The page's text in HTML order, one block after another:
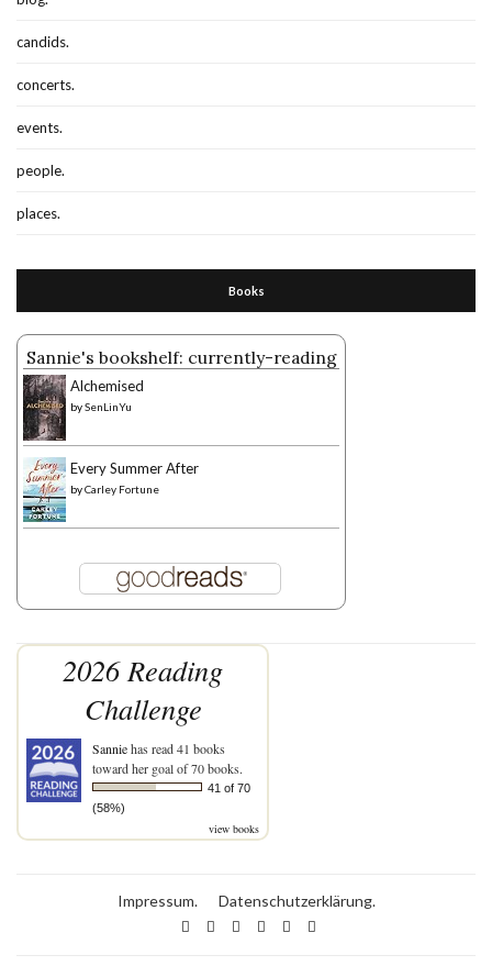
candids.
concerts.
events.
people.
places.
Books
Sannie's bookshelf: currently-reading
Alchemised
bySenLinYu
Every Summer After
byCarley Fortune
2026 Reading
Challenge
Sanniehas read 41 books
toward her goal of 70 books.
41 of 70
(58%)
view books
Impressum. Datenschutzerklärung.